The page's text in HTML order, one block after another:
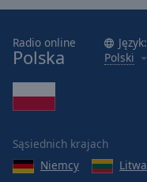
Radio online
Polska
Język:
Polski
Sąsiednich krajach
Niemcy
Litwa